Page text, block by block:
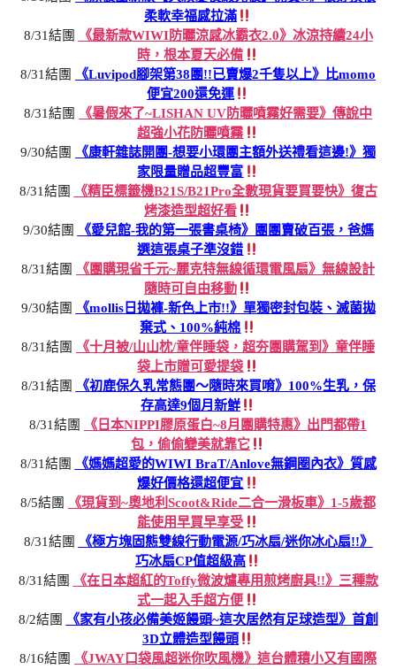
柔軟幸福感拉滿
8/31結團
《最新款WIWI防曬涼感冰霸衣2.0》冰涼持續24小
時，根本夏天必備
8/31結團
《Luvipod腳架第38團!!已賣爆2千隻以上》比momo
便宜200還免運
8/31結團
《暑假來了~LISHAN UV防曬噴霧好需要》傳說中
超強小花防曬噴霧
9/30結團
《康軒雜誌開團-想要小環團主額外送禮看這邊!》獨
家限量贈品超豐富
8/31結團
《精臣標籤機B21S/B21Pro全數現貨要買要快》復古
烤漆造型超好看
9/30結團
《愛兒館-我的第一張書桌椅》團團賣破百張，爸媽
選這張桌子準沒錯
8/31結團
《團購現省千元~麗克特無線循環電風扇》無線設計
隨時可自由移動
9/30結團
《mollis日拋褲-新色上市!!》單獨密封包裝、滅菌拋
棄式、100%純棉
8/31結團
《十月被/山山枕/童伴睡袋，超夯團購駕到》童伴睡
袋上市贈可愛提袋
8/31結團
《初鹿保久乳常態團～隨時來買唷》100%生乳，保
存高達9個月新鮮
8/31結團
《日本NIPPI膠原蛋白~8月團購特惠》出門都帶1
包，偷偷變美就靠它
8/31結團
《媽媽超愛的WIWI BraT/Anlove無鋼圈內衣》質感
爆好價格還超便宜
8/5結團
《現貨到~奧地利Scoot&Ride二合一滑板車》1-5歲都
能使用早買早享受
8/31結團
《極方塊固態雙線行動電源/巧冰扇/迷你冰心扇!!》
巧冰扇CP值超級高
8/31結團
《在日本超紅的Toffy微波爐專用煎烤廚具!!》三種款
式一起入手超方便
8/2結團
《家有小孩必備美姬饅頭~這次居然有足球造型》首創
3D立體造型饅頭
8/16結團
《JWAY口袋風超迷你吹風機》這台體積小又有國際